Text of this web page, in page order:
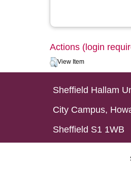
Actions (login
View Item
Sheffield Hallam
City Campus,
Sheffield S1 1WB